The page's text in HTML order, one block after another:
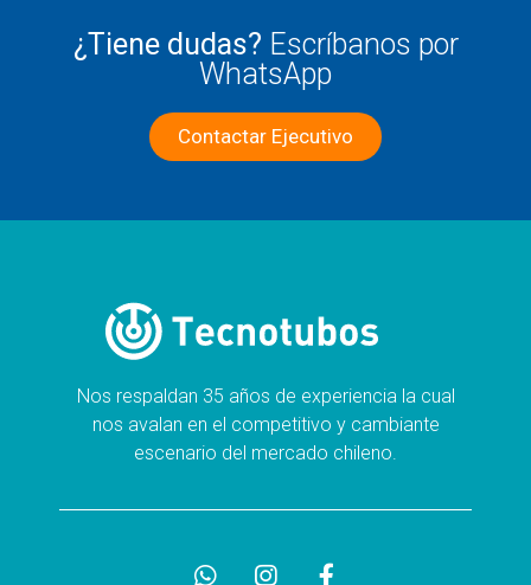
¿Tiene dudas? Escríbanos por
WhatsApp
Contactar Ejecutivo
Nos respaldan 35 años de experiencia la cual
nos avalan en el competitivo y cambiante
escenario del mercado chileno.